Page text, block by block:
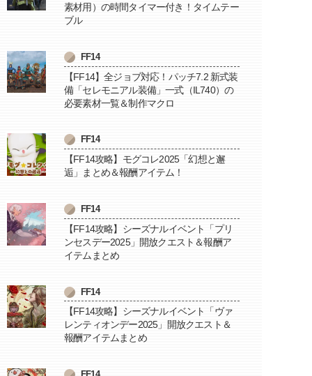
素材用）の時間タイマー付き！タイムテー
ブル
FF14
【FF14】全ジョブ対応！パッチ7.2 新式装
備「セレモニアル装備」一式（IL740）の
必要素材一覧＆制作マクロ
FF14
【FF14攻略】モグコレ2025「幻想と邂
逅」まとめ＆報酬アイテム！
FF14
【FF14攻略】シーズナルイベント「プリ
ンセスデー2025」開放クエスト＆報酬ア
イテムまとめ
FF14
【FF14攻略】シーズナルイベント「ヴァ
レンティオンデー2025」開放クエスト＆
報酬アイテムまとめ